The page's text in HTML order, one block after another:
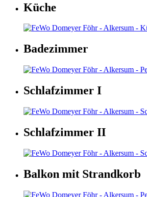
Küche
Badezimmer
Schlafzimmer I
Schlafzimmer II
Balkon mit Strandkorb